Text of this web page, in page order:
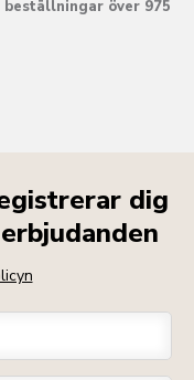
över 975
dig